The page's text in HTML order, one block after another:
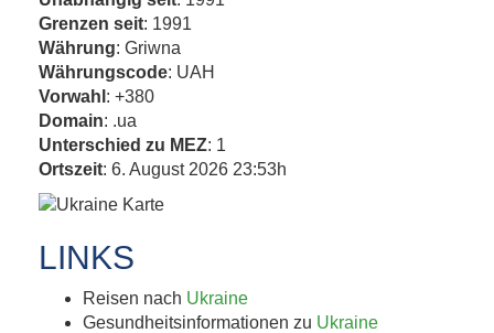
Grenzen seit: 1991
Währung: Griwna
Währungscode: UAH
Vorwahl : +380
Domain: .ua
Unterschied zu MEZ: 1
Ortszeit: 6. August 2026 23:53h
LINKS
Reisen nach Ukraine
Gesundheitsinformationen zu Ukraine